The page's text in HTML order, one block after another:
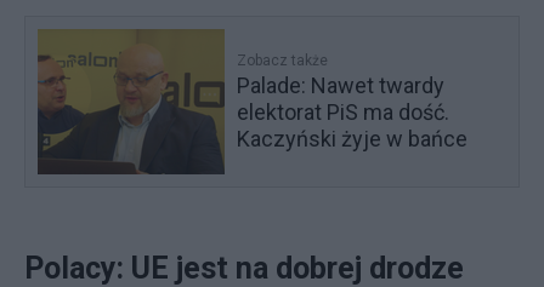
Zobacz także
Palade: Nawet twardy
elektorat PiS ma dość.
Kaczyński żyje w bańce
Polacy: UE jest na dobrej drodze